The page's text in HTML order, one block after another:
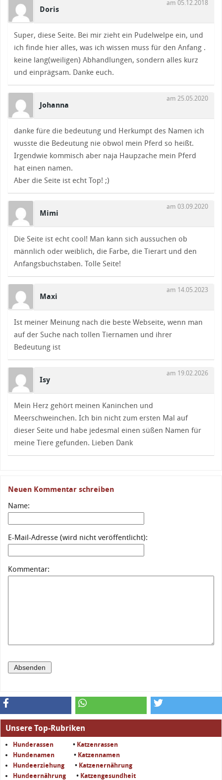
Doris
am 05.12.2018
Super, diese Seite. Bei mir zieht ein Pudelwelpe ein, und
ich finde hier alles, was ich wissen muss für den Anfang .
keine lang(weiligen) Abhandlungen, sondern alles kurz
und einprägsam. Danke euch.
Johanna
am 25.05.2020
danke füre die bedeutung und Herkumpt des Namen ich
wusste die Bedeutung nie obwol mein Pferd so heißt.
Irgendwie kommisch aber naja Haupzache mein Pferd
hat einen namen.
Aber die Seite ist echt Top! ;)
Mimi
am 03.09.2020
Die Seite ist echt cool! Man kann sich aussuchen ob
männlich oder weiblich, die Farbe, die Tierart und den
Anfangsbuchstaben. Tolle Seite!
Maxi
am 14.05.2023
Ist meiner Meinung nach die beste Webseite, wenn man
auf der Suche nach tollen Tiernamen und ihrer
Bedeutung ist
Isy
am 19.02.2026
Mein Herz gehört meinen Kaninchen und
Meerschweinchen. Ich bin nicht zum ersten Mal auf
dieser Seite und habe jedesmal einen süßen Namen für
meine Tiere gefunden. Lieben Dank
Neuen Kommentar schreiben
Name:
E-Mail-Adresse (wird nicht veröffentlicht):
Kommentar:
Unsere Top-Rubriken
Hunderassen • Katzenrassen
Hundenamen
• Katzennamen
Hundeerziehung • Katzenernährung
Hundeernährung • Katzengesundheit